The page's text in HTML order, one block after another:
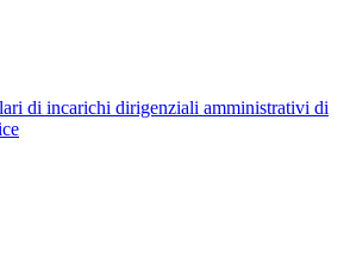
di incarichi dirigenziali amministrativi di